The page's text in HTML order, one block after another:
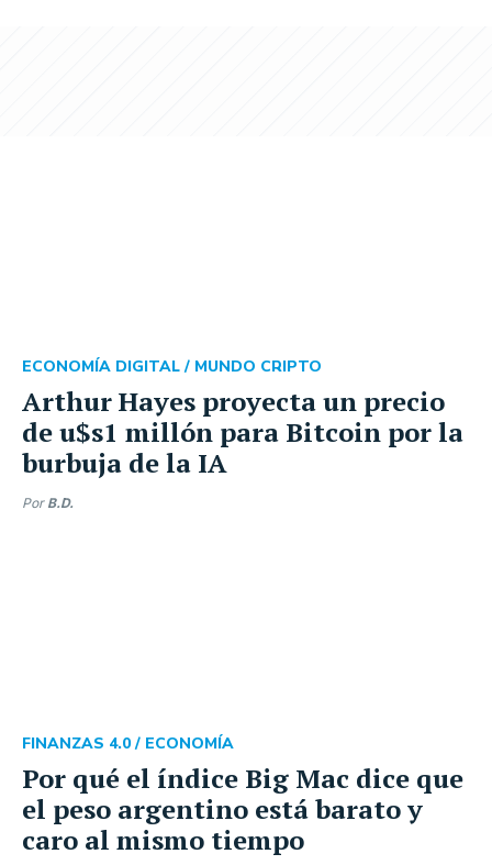
Arthur Hayes proyecta un precio
de u$s1 millón para Bitcoin por la
burbuja de la IA
ECONOMÍA DIGITAL / MUNDO CRIPTO
Por B.D.
Por qué el índice Big Mac dice que
el peso argentino está barato y
caro al mismo tiempo
FINANZAS 4.0 / ECONOMÍA